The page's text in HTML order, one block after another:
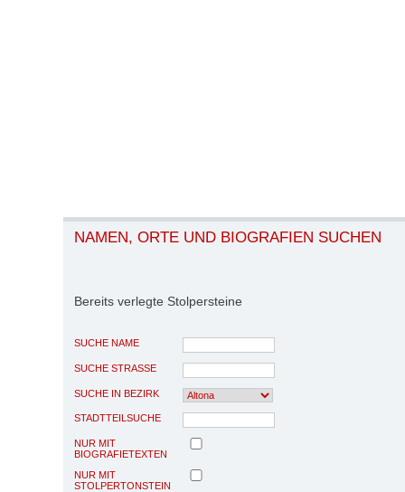
NAMEN, ORTE UND BIOGRAFIEN SUCHEN
Bereits verlegte Stolpersteine
SUCHE NAME
SUCHE STRASSE
SUCHE IN BEZIRK
STADTTEILSUCHE
NUR MIT
BIOGRAFIETEXTEN
NUR MIT
STOLPERTONSTEIN